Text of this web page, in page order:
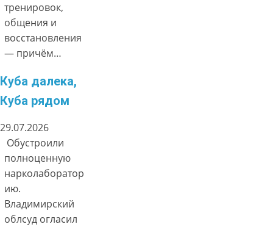
тренировок,
общения и
восстановления
— причём…
Куба далека,
Куба рядом
29.07.2026
Обустроили
полноценную
нарколаборатор
ию.
Владимирский
облсуд огласил